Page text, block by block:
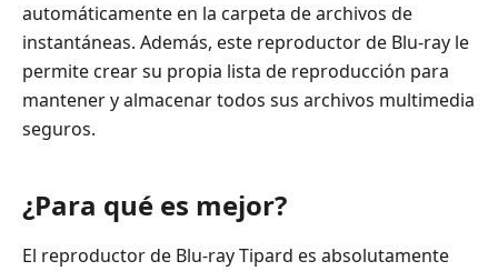
automáticamente en la carpeta de archivos de
instantáneas. Además, este reproductor de Blu-ray le
permite crear su propia lista de reproducción para
mantener y almacenar todos sus archivos multimedia
seguros.
¿Para qué es mejor?
El reproductor de Blu-ray Tipard es absolutamente